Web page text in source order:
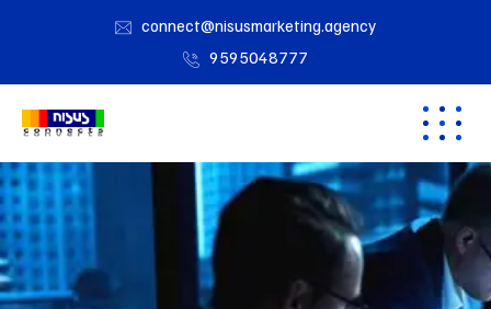
connect@nisusmarketing.agency
9595048777